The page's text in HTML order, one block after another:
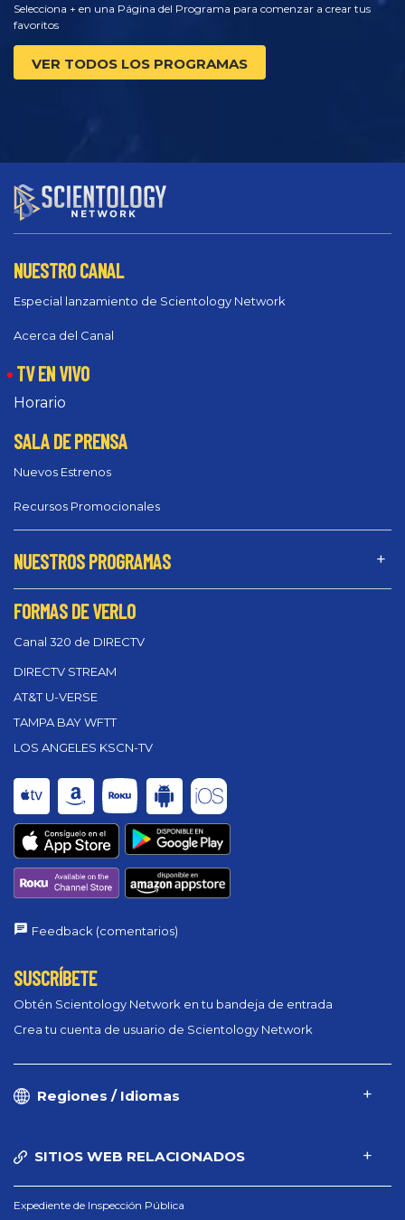
Selecciona + en una Página del Programa para comenzar a crear tus
favoritos
VER TODOS LOS PROGRAMAS
NUESTRO CANAL
Especial lanzamiento de Scientology Network
Acerca del Canal
TV EN VIVO
Horario
SALA DE PRENSA
Nuevos Estrenos
Recursos Promocionales
NUESTROS PROGRAMAS
FORMAS DE VERLO
Canal 320 de DIRECTV
DIRECTV STREAM
AT&T U-VERSE
TAMPA BAY WFTT
LOS ANGELES KSCN-TV
Feedback (comentarios)
SUSCRÍBETE
Obtén Scientology Network en tu bandeja de entrada
Crea tu cuenta de usuario de Scientology Network
Regiones / Idiomas
SITIOS WEB RELACIONADOS
Expediente de Inspección Pública